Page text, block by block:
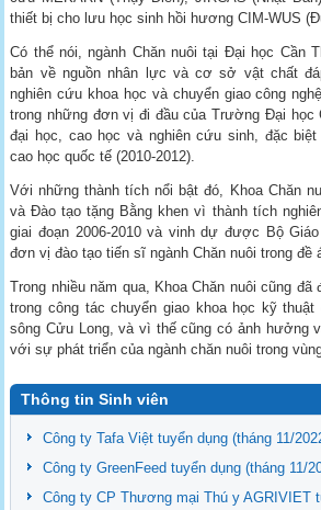
thiết bị cho lưu học sinh hồi hương CIM-WUS
Có thể nói, ngành Chăn nuôi tại Đại học Cần
bản về nguồn nhân lực và cơ sở vật chất
nghiên cứu khoa học và chuyển giao công
trong những đơn vị đi đầu của Trường Đại học
đại học, cao học và nghiên cứu sinh, đặc
cao học quốc tế (2010-2012).
Với những thành tích nổi bật đó, Khoa Chăn
và Đào tạo tặng Bằng khen vì thành tích
giai đoạn 2006-2010 và vinh dự được Bộ
đơn vị đào tạo tiến sĩ ngành Chăn nuôi trong đề
Trong nhiều năm qua, Khoa Chăn nuôi cũng đã
trong công tác chuyển giao khoa học kỹ
sông Cửu Long, và vì thế cũng có ảnh hưởng
với sự phát triển của ngành chăn nuôi trong
Thông tin Sinh viên
Công ty Tafa Việt tuyển dụng (tháng 11/
Công ty GreenFeed tuyển dụng (tháng 11/
Công ty CP Thương mại Thú y AGRIVIET